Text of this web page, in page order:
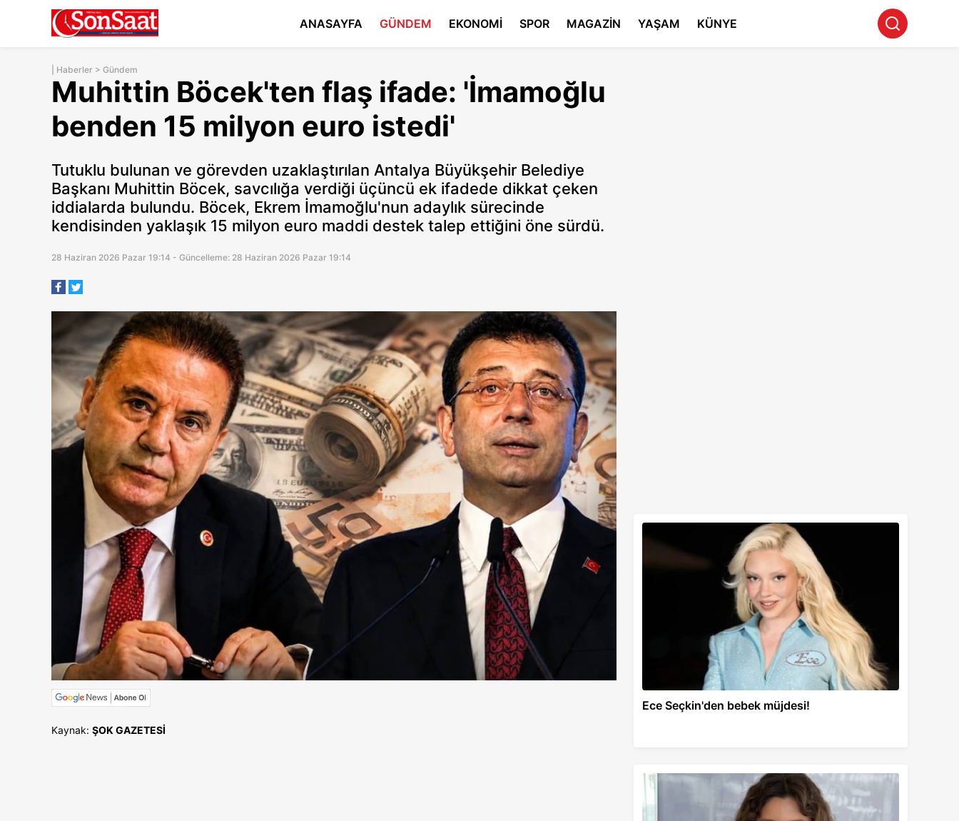
ANASAYFA GÜNDEM EKONOMİ SPOR MAGAZİN YAŞAM KÜNYE
Haberler > Gündem
Muhittin Böcek'ten flaş ifade: 'İmamoğlu
benden 15 milyon euro istedi'
Tutuklu bulunan ve görevden uzaklaştırılan Antalya Büyükşehir Belediye
Başkanı Muhittin Böcek, savcılığa verdiği üçüncü ek ifadede dikkat çeken
iddialarda bulundu. Böcek, Ekrem İmamoğlu'nun adaylık sürecinde
kendisinden yaklaşık 15 milyon euro maddi destek talep ettiğini öne sürdü.
28 Haziran 2026 Pazar 19:14 - Güncelleme: 28 Haziran 2026 Pazar 19:14
Kaynak: ŞOK GAZETESİ
Ece Seçkin'den bebek müjdesi!